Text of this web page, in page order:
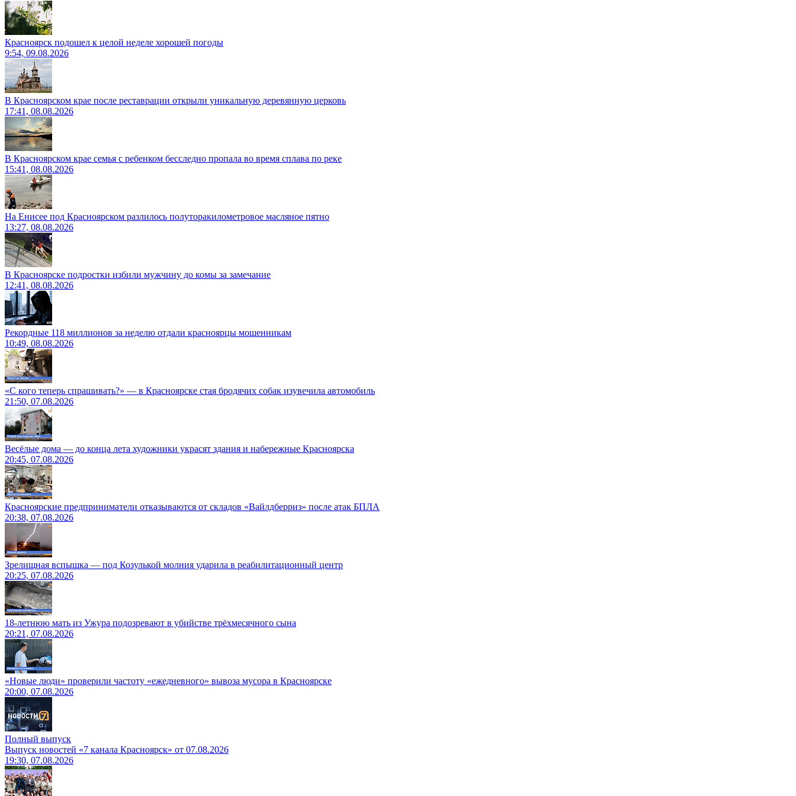
Красноярск подошел к целой неделе хорошей погоды
9:54, 09.08.2026
В Красноярском крае после реставрации открыли уникальную деревянную церковь
17:41, 08.08.2026
В Красноярском крае семья с ребенком бесследно пропала во время сплава по реке
15:41, 08.08.2026
На Енисее под Красноярском разлилось полуторакилометровое масляное пятно
13:27, 08.08.2026
В Красноярске подростки избили мужчину до комы за замечание
12:41, 08.08.2026
Рекордные 118 миллионов за неделю отдали красноярцы мошенникам
10:49, 08.08.2026
«С кого теперь спрашивать?» — в Красноярске стая бродячих собак изувечила автомобиль
21:50, 07.08.2026
Весёлые дома — до конца лета художники украсят здания и набережные Красноярска
20:45, 07.08.2026
Красноярские предприниматели отказываются от складов «Вайлдберриз» после атак БПЛА
20:38, 07.08.2026
Зрелищная вспышка — под Козулькой молния ударила в реабилитационный центр
20:25, 07.08.2026
18-летнюю мать из Ужура подозревают в убийстве трёхмесячного сына
20:21, 07.08.2026
«Новые люди» проверили частоту «ежедневного» вывоза мусора в Красноярске
20:00, 07.08.2026
Полный выпуск
Выпуск новостей «7 канала Красноярск» от 07.08.2026
19:30, 07.08.2026